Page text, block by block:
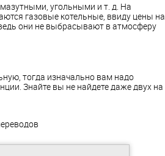
угольными и т. д. На
газовые котельные, ввиду цены на
они не выбрасывают в атмосферу
тогда изначально вам надо
Знайте вы не найдете даже двух на